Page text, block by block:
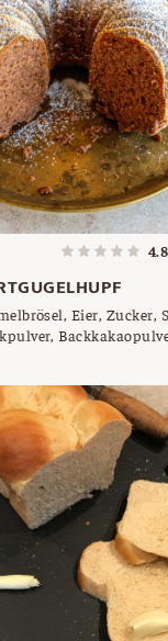
4.8
Eier, Zucker,